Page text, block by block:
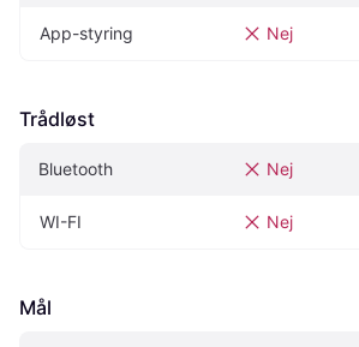
App-styring Nej
Trådløst
Bluetooth Nej
WI-FI Nej
Mål